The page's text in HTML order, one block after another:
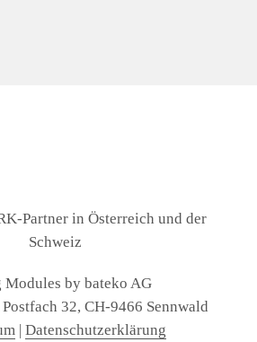
Partner in Österreich und der
Schweiz
by bateko AG
32, CH-9466 Sennwald
| Daten­schutz­erklärung